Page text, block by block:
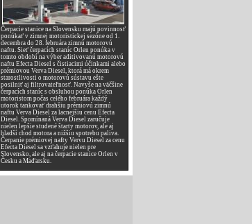
Čerpacie stanice na Slovensku majú povinnosť
ponúkať v zimnej motoristickej sezóne od 1.
decembra do 28. februára zimnú motorovú
naftu. Sieť čerpacích staníc Orlen ponúka v
tomto období na výber aditivovanú motorovú
naftu Efecta Diesel s čistiacimi účinkami alebo
prémiovou Verva Diesel, ktorá má okrem
starostlivosti o motorovú sústavu ešte
posilniť aj filtrovateľnosť. Navyše na väčšine
čerpacích staníc s obsluhou ponúka Orlen
motoristom počas celého februára každý
utorok tankovať drahšiu prémiovú zimnú
naftu Verva Diesel za lacnejšiu cenu Efecta
Diesel. Spomínaná Verva Diesel zaručuje
nielen lepšie studené štarty motorov, ale aj
hladší chod motora a nižšiu spotrebu paliva.
Čerpanie prémiovej nafty Vervu Diesel za cenu
Efecta Diesel sa vzťahuje nielen pre
Slovensko, ale aj na čerpacie stanice Orlen v
Česku a Maďarsku.